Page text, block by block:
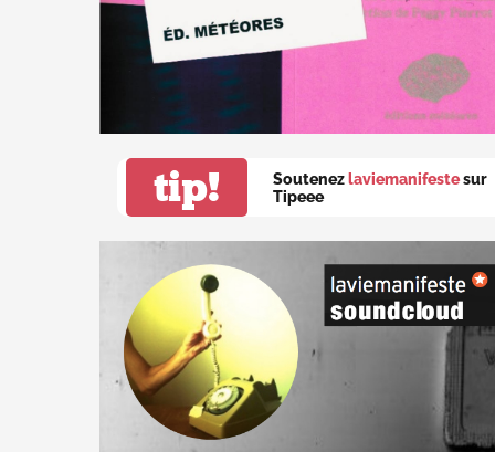
tip! Soutenez laviemanifestesur
Tipeee